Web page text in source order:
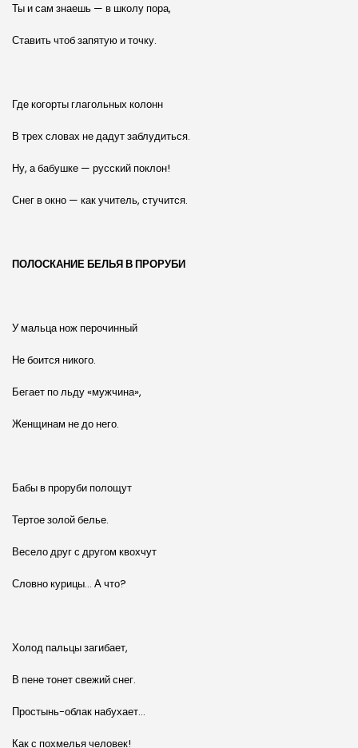
Ты и сам знаешь — в школу пора,
Ставить чтоб запятую и точку.
Где когорты глагольных колонн
В трех словах не дадут заблудиться.
Ну, а бабушке — русский поклон!
Снег в окно — как учитель, стучится.
ПОЛОСКАНИЕ БЕЛЬЯ В ПРОРУБИ
У мальца нож перочинный
Не боится никого.
Бегает по льду «мужчина»,
Женщинам не до него.
Бабы в проруби полощут
Тертое золой белье.
Весело друг с другом квохчут
Словно курицы… А что?
Холод пальцы загибает,
В пене тонет свежий снег.
Простынь-облак набухает…
Как с похмелья человек!